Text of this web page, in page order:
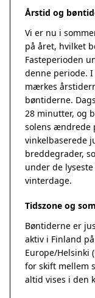
Årstid og
Vi er nu i
på året, hvilket
Fasteperioden
denne periode. I
mærkes
bøntiderne.
28 minutter, og
solens ændrede
vinkelbaserede
breddegrader,
under de
vinterdage.
Tidszone og
Bøntiderne er
aktiv i Finland
Europe/Helsinki
for skift mellem
altid vises i den